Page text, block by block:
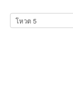
กรุณา
ให้